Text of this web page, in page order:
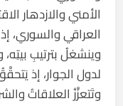
الأمني والازدهار
العراقي
وينشغلُ بترتيبِ
لدول الجوار، إذ
وتَتعزَّزُ العلاقاتُ